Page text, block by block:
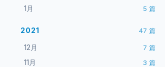
1月 5 篇
2021 47 篇
12月 7 篇
11月 3 篇